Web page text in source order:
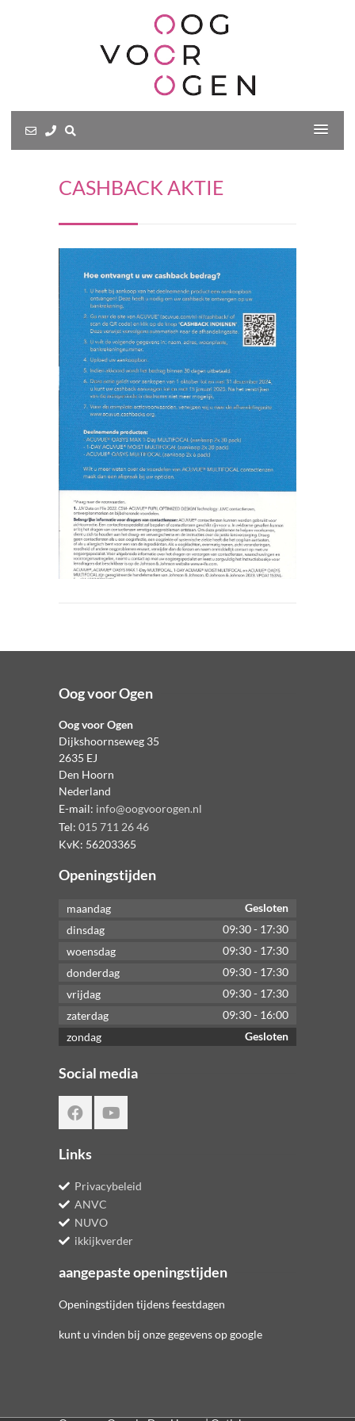
CASHBACK AKTIE
Oog voor Ogen
Oog voor Ogen
Dijkshoornseweg 35
2635 EJ
Den Hoorn
Nederland
E-mail: info@oogvoorogen.nl
Tel: 015 711 26 46
KvK: 56203365
Openingstijden
maandag
Gesloten
dinsdag
09:30- 17:30
woensdag
09:30- 17:30
donderdag
09:30- 17:30
vrijdag
09:30- 17:30
zaterdag
09:30- 16:00
zondag
Gesloten
Social media
Links
Privacybeleid
ANVC
NUVO
ikkijkverder
aangepaste openingstijden
Openingstijden tijdens feestdagen
kunt u vinden bij onze gegevens op google